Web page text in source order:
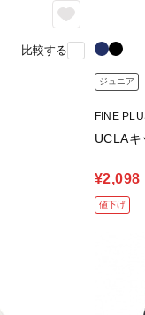
比較する
ジュニア
FINE
UCLA
¥2,098
値下げ